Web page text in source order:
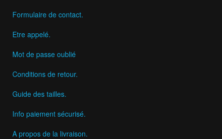
Formulaire de contact.
Etre appelé.
Mot de passe oublié
Conditions de retour.
Guide des tailles.
Info paiement sécurisé.
A propos de la livraison.